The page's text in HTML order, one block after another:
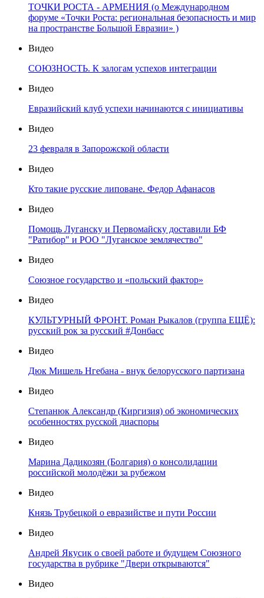
ТОЧКИ РОСТА - АРМЕНИЯ (о Международном
форуме «Точки Роста: региональная безопасность и мир
на пространстве Большой Евразии» )
Видео
СОЮЗНОСТЬ. К залогам успехов интеграции
Видео
Евразийский клуб успехи начинаются с инициативы
Видео
23 февраля в Запорожской области
Видео
Кто такие русские липоване. Федор Афанасов
Видео
Помощь Луганску и Первомайску доставили БФ
"Ратибор" и РОО "Луганское землячество"
Видео
Союзное государство и «польский фактор»
Видео
КУЛЬТУРНЫЙ ФРОНТ. Роман Рыкалов (группа ЕЩЁ):
русский рок за русский #Донбасс
Видео
Дюк Мишель Нгебана - внук белорусского партизана
Видео
Степанюк Александр (Киргизия) об экономических
особенностях русской диаспоры
Видео
Марина Дадикозян (Болгария) о консолидации
российской молодёжи за рубежом
Видео
Князь Трубецкой о евразийстве и пути России
Видео
Андрей Якусик о своей работе и будущем Союзного
государства в рубрике "Двери открываются"
Видео